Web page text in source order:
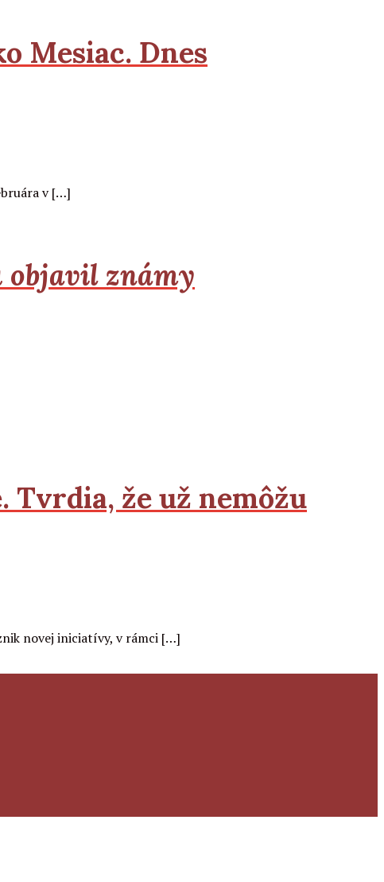
Mesiac. Dnes
v […]
objavil známy
Tvrdia, že už nemôžu
novej iniciatívy, v rámci […]